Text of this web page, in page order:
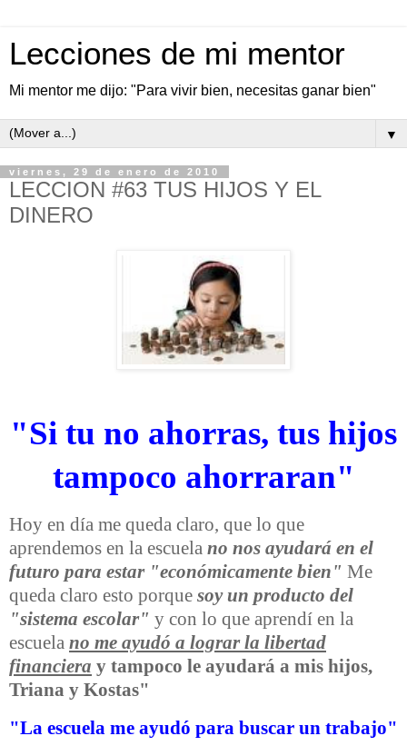
Lecciones de mi mentor
Mi mentor me dijo: "Para vivir bien, necesitas ganar bien"
▼
viernes, 29 de enero de 2010
LECCION #63 TUS HIJOS Y EL
DINERO
"Si tu no ahorras, tus hijos
tampoco ahorraran"
Hoy en día me queda claro, que lo que
aprendemos en la escuela no nos ayudará en el
futuro para estar "económicamente bien" Me
queda claro esto porque soy un producto del
"sistema escolar" y con lo que aprendí en la
escuela no me ayudó a lograr la libertad
financiera y tampoco le ayudará a mis hijos,
Triana y Kostas"
"La escuela me ayudó para buscar un trabajo"